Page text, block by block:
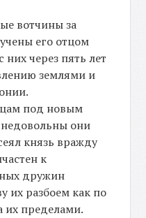
вотчины за
его отцом
через пять лет
землями и
под новым
они
князь вражду
к
дружин
их разбоем как по
их пределами.